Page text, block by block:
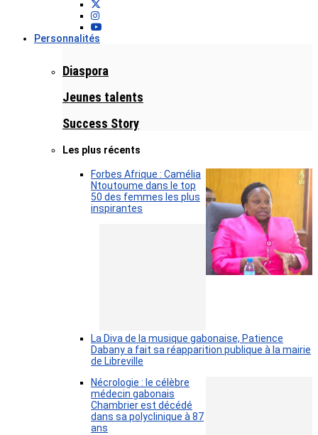
Personnalités
Diaspora
Jeunes talents
Success Story
Les plus récents
Forbes Afrique : Camélia
Ntoutoume dans le top
50 des femmes les plus
inspirantes
La Diva de la musique gabonaise, Patience
Dabany a fait sa réapparition publique à la mairie
de Libreville
Nécrologie : le célèbre
médecin gabonais
Chambrier est décédé
dans sa polyclinique à 87
ans